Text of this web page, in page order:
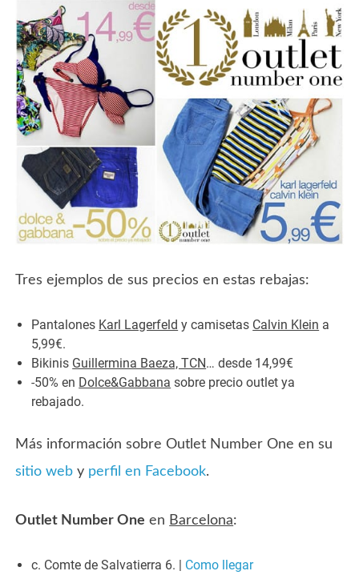
Tres ejemplos de sus precios en estas rebajas:
Pantalones Karl Lagerfeld y camisetas Calvin Klein a
5,99€.
Bikinis Guillermina Baeza, TCN… desde 14,99€
-50% en Dolce&Gabbana sobre precio outlet ya
rebajado.
Más información sobre Outlet Number One en su
sitio web y perfil en Facebook.
Outlet Number One en Barcelona:
c. Comte de Salvatierra 6. | Como llegar